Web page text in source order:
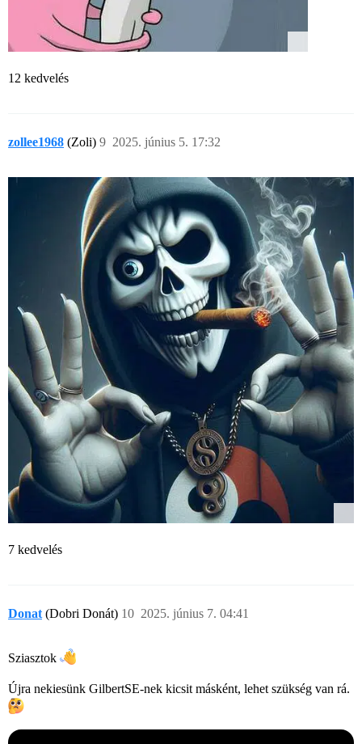
12 kedvelés
zollee1968 (Zoli) 2025. június 5. 17:32
9
7 kedvelés
Donat (Dobri Donát) 2025. június 7. 04:41
10
Sziasztok
Újra nekiesünk GilbertSE-nek kicsit másként, lehet szükség van rá.